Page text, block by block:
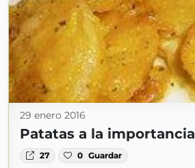
29 enero 2016
Patatas a la importancia
27 0 Guardar